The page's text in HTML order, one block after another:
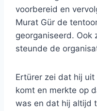
voorbereid en
Murat Gür de
georganiseerd. Ook
steunde de
Ertürer zei dat hij
komt en merkte op
was en dat hij altijd